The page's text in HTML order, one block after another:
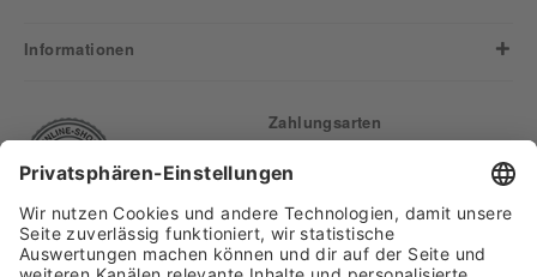
Informationen
Zahlungsarten